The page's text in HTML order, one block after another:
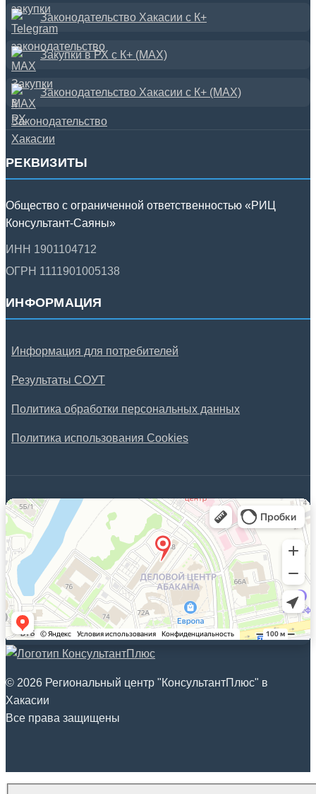
Законодательство Хакасии с К+
Закупки в РХ с К+ (MAX)
Законодательство Хакасии с К+ (MAX)
РЕКВИЗИТЫ
Общество с ограниченной ответственностью «РИЦ
Консультант-Саяны»
ИНН 1901104712
ОГРН 1111901005138
ИНФОРМАЦИЯ
Информация для потребителей
Результаты СОУТ
Политика обработки персональных данных
Политика использования Cookies
© 2026 Региональный центр "КонсультантПлюс" в
Хакасии
Все права защищены